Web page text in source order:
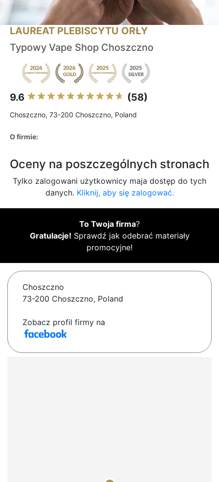
LAUREAT PLEBISCYTU ORŁY
Typowy Vape Shop Choszczno
9.6 (58)
Choszczno, 73-200 Choszczno, Poland
O firmie:
Oceny na poszczególnych stronach
Tylko zalogowani użytkownicy maja dostęp do tych
danych. Kliknij, aby się zalogować.
To Twoja firma?
Gratulacje! Sprawdź jak odebrać materiały
promocyjne!
Choszczno
73-200 Choszczno, Poland
Zobacz profil firmy na